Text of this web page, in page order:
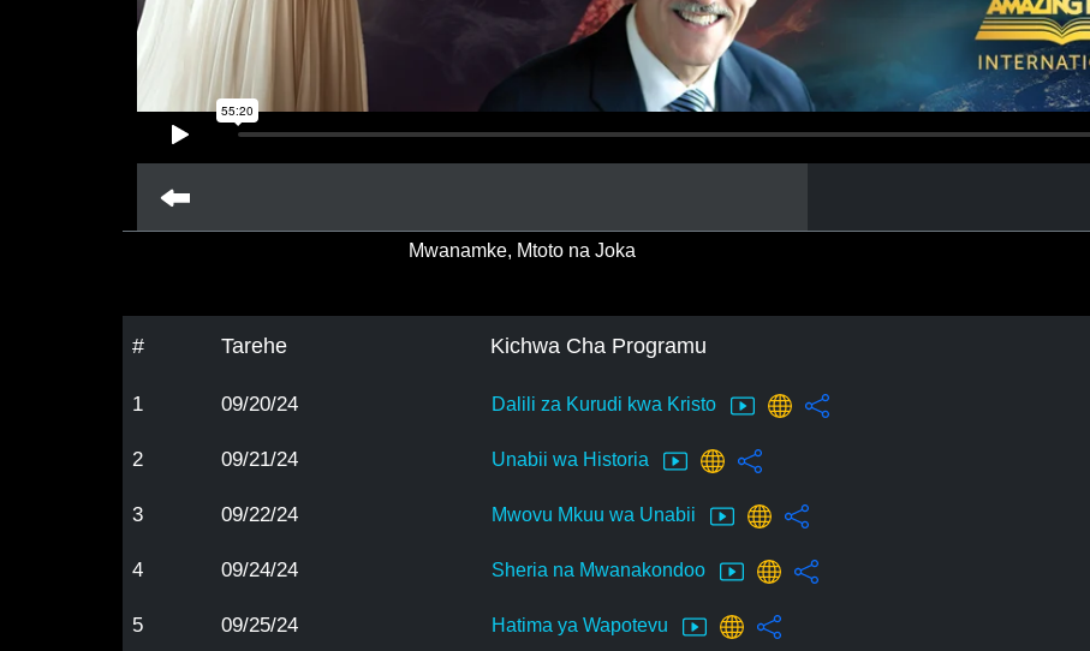
Mwanamke, Mtoto na Joka
# Tarehe Kichwa Cha Programu
1 09/20/24 Dalili za Kurudi kwa Kristo
2 09/21/24 Unabii wa Historia
3 09/22/24 Mwovu Mkuu wa Unabii
4 09/24/24 Sheria na Mwanakondoo
5 09/25/24 Hatima ya Wapotevu